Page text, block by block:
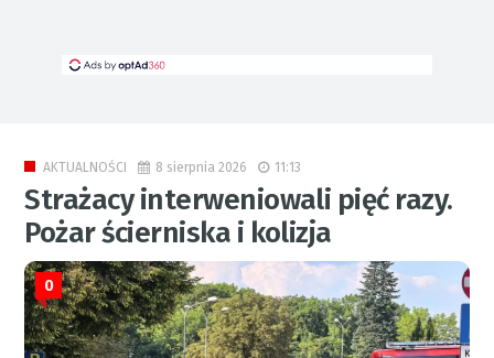
AKTUALNOŚCI 8 sierpnia 2026 11:13
Strażacy interweniowali pięć razy.
Pożar ścierniska i kolizja
0